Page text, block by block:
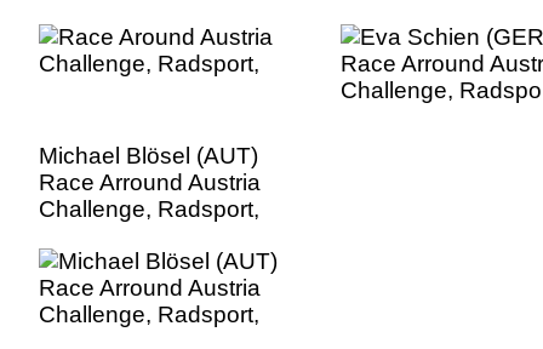
Michael Blösel (AUT)
Race Arround Austria
Challenge, Radsport,